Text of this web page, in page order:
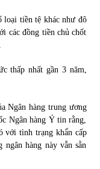
loại tiền tệ khác như đô
các đồng tiền chủ chốt
thấp nhất gần 3 năm,
Ngân hàng trung ương
Ngân hàng Ý tin rằng,
với tình trạng khẩn cấp
hàng này vẫn sẵn